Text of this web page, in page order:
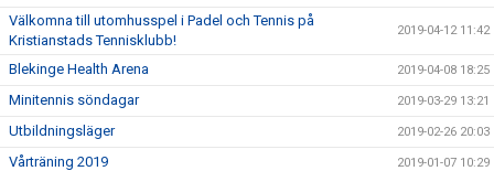
Välkomna till utomhusspel i Padel och Tennis på
Kristianstads Tennisklubb!
2019-04-12 11:42
Blekinge Health Arena 2019-04-08 18:25
Minitennis söndagar 2019-03-29 13:21
Utbildningsläger 2019-02-26 20:03
Vårträning 2019 2019-01-07 10:29